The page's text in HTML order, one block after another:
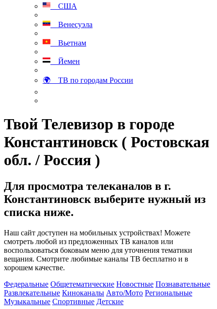
США
Венесуэла
Вьетнам
Йемен
🌍 ТВ по городам России
Твой Телевизор в городе
Константиновск ( Ростовская
обл. / Россия )
Для просмотра телеканалов в г.
Константиновск выберите нужный из
списка ниже.
Наш сайт доступен на мобильных устройствах! Можете
смотреть любой из предложенных ТВ каналов или
воспользоваться боковым меню для уточнения тематики
вещания. Смотрите любимые каналы ТВ бесплатно и в
хорошем качестве.
Федеральные Общетематические Новостные Познавательные
Развлекательные Киноканалы Авто/Мото Региональные
Музыкальные Спортивные Детские